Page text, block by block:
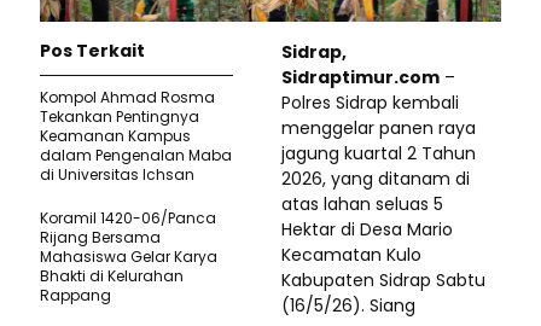
Sidrap,
Sidraptimur.com –
Polres Sidrap kembali
menggelar panen raya
jagung kuartal 2 Tahun
2026, yang ditanam di
atas lahan seluas 5
Hektar di Desa Mario
Kecamatan Kulo
Kabupaten Sidrap Sabtu
(16/5/26). Siang
Pos Terkait
Kompol Ahmad Rosma
Tekankan Pentingnya
Keamanan Kampus
dalam Pengenalan Maba
di Universitas Ichsan
Koramil 1420-06/Panca
Rijang Bersama
Mahasiswa Gelar Karya
Bhakti di Kelurahan
Rappang